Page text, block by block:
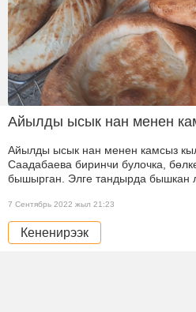
Айылды ысык нан менен
Айылды ысык нан менен камсыз
Саадабаева биринчи булочка,
бышырган. Элге тандырда бышкан
7 Сентябрь 2022 жыл 21:23
Кененирээк